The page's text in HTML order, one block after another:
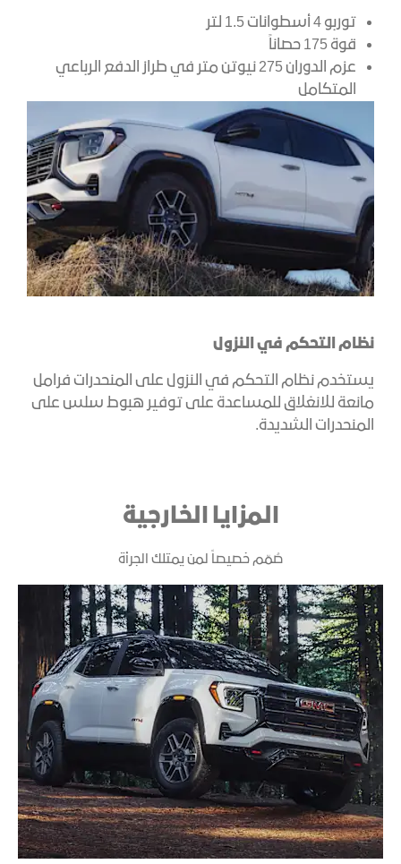
توربو 4 أسطوانات 1.5 لتر
قوة 175 حصاناً
عزم الدوران 275 نيوتن متر في طراز الدفع الرباعي
المتكامل
نظام التحكم في النزول
يستخدم نظام التحكم في النزول على المنحدرات فرامل
مانعة للانغلاق للمساعدة على توفير هبوط سلس على
المنحدرات الشديدة.
المزايا الخارجية
صُمّم خصيصاً لمن يمتلك الجرأة